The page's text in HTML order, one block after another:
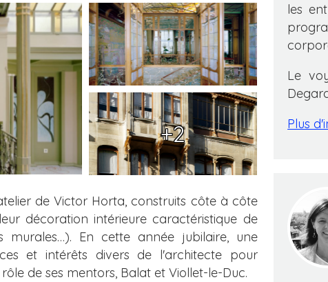
+2
de Victor Horta, construits côte à côte
décoration intérieure caractéristique de
murales…). En cette année jubilaire, une
et intérêts divers de l'architecte pour
de ses mentors, Balat et Viollet-le-Duc.
les
Le
Plus